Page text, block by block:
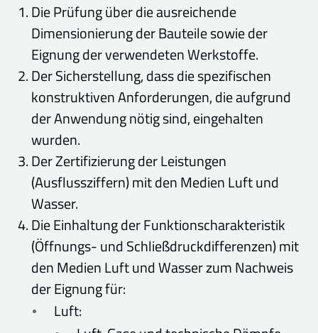
Die Prüfung über die ausreichende
Dimensionierung der Bauteile sowie der
Eignung der verwendeten Werkstoffe.
Der Sicherstellung, dass die spezifischen
konstruktiven Anforderungen, die aufgrund
der Anwendung nötig sind, eingehalten
wurden.
Der Zertifizierung der Leistungen
(Ausflussziffern) mit den Medien Luft und
Wasser.
Die Einhaltung der Funktionscharakteristik
(Öffnungs- und Schließdruckdifferenzen) mit
den Medien Luft und Wasser zum Nachweis
der Eignung für:
Luft: